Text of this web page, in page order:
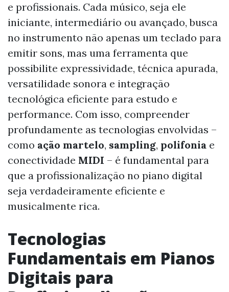
e profissionais. Cada músico, seja ele
iniciante, intermediário ou avançado, busca
no instrumento não apenas um teclado para
emitir sons, mas uma ferramenta que
possibilite expressividade, técnica apurada,
versatilidade sonora e integração
tecnológica eficiente para estudo e
performance. Com isso, compreender
profundamente as tecnologias envolvidas –
como ação martelo, sampling, polifonia e
conectividade MIDI – é fundamental para
que a profissionalização no piano digital
seja verdadeiramente eficiente e
musicalmente rica.
Tecnologias
Fundamentais em Pianos
Digitais para